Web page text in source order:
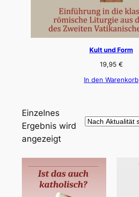
Kult und Form
19,95 €
In den Warenkorb
Einzelnes
Ergebnis wird
angezeigt